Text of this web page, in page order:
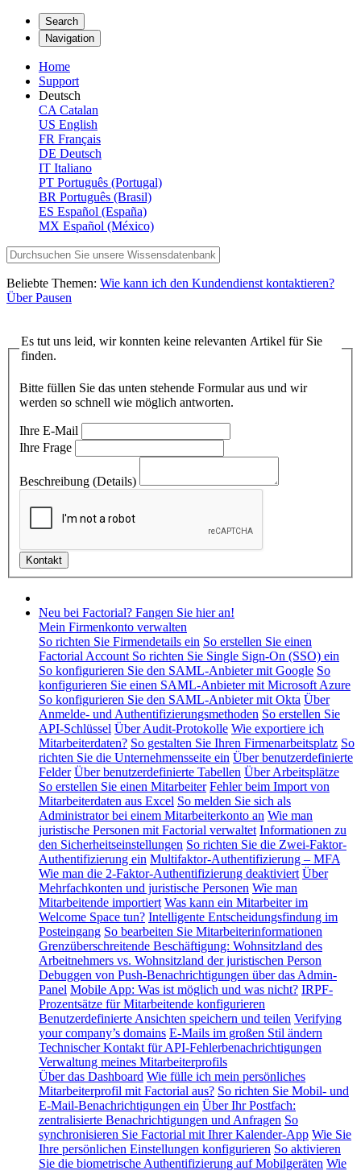
Search
Navigation
Home
Support
Deutsch
CA Catalan
US English
FR Français
DE Deutsch
IT Italiano
PT Português (Portugal)
BR Português (Brasil)
ES Español (España)
MX Español (México)
Beliebte Themen: Wie kann ich den Kundendienst kontaktieren?
Über Pausen
Es tut uns leid, wir konnten keine relevanten Artikel für Sie
finden.
Bitte füllen Sie das unten stehende Formular aus und wir
werden so schnell wie möglich antworten.
Ihre E-Mail
Ihre Frage
Beschreibung (Details)
Neu bei Factorial? Fangen Sie hier an!
Mein Firmenkonto verwalten
So richten Sie Firmendetails ein So erstellen Sie einen
Factorial Account So richten Sie Single Sign-On (SSO) ein
So konfigurieren Sie den SAML-Anbieter mit Google So
konfigurieren Sie einen SAML-Anbieter mit Microsoft Azure
So konfigurieren Sie den SAML-Anbieter mit Okta Über
Anmelde- und Authentifizierungsmethoden So erstellen Sie
API-Schlüssel Über Audit-Protokolle Wie exportiere ich
Mitarbeiterdaten? So gestalten Sie Ihren Firmenarbeitsplatz So
richten Sie die Unternehmensseite ein Über benutzerdefinierte
Felder Über benutzerdefinierte Tabellen Über Arbeitsplätze
So erstellen Sie einen Mitarbeiter Fehler beim Import von
Mitarbeiterdaten aus Excel So melden Sie sich als
Administrator bei einem Mitarbeiterkonto an Wie man
juristische Personen mit Factorial verwaltet Informationen zu
den Sicherheitseinstellungen So richten Sie die Zwei-Faktor-
Authentifizierung ein Multifaktor-Authentifizierung – MFA
Wie man die 2-Faktor-Authentifizierung deaktiviert Über
Mehrfachkonten und juristische Personen Wie man
Mitarbeitende importiert Was kann ein Mitarbeiter im
Welcome Space tun? Intelligente Entscheidungsfindung im
Posteingang So bearbeiten Sie Mitarbeiterinformationen
Grenzüberschreitende Beschäftigung: Wohnsitzland des
Arbeitnehmers vs. Wohnsitzland der juristischen Person
Debuggen von Push-Benachrichtigungen über das Admin-
Panel Mobile App: Was ist möglich und was nicht? IRPF-
Prozentsätze für Mitarbeitende konfigurieren
Benutzerdefinierte Ansichten speichern und teilen Verifying
your company’s domains E-Mails im großen Stil ändern
Technischer Kontakt für API-Fehlerbenachrichtigungen
Verwaltung meines Mitarbeiterprofils
Über das Dashboard Wie fülle ich mein persönliches
Mitarbeiterprofil mit Factorial aus? So richten Sie Mobil- und
E-Mail-Benachrichtigungen ein Über Ihr Postfach:
zentralisierte Benachrichtigungen und Anfragen So
synchronisieren Sie Factorial mit Ihrer Kalender-App Wie Sie
Ihre persönlichen Einstellungen konfigurieren So aktivieren
Sie die biometrische Authentifizierung auf Mobilgeräten Wie